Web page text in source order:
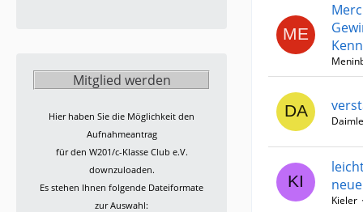
Mitglied werden
Hier haben Sie die Möglichkeit den
Aufnahmeantrag
für den W201/c-Klasse Club e.V.
downzuloaden.
Es stehen Ihnen folgende Dateiformate
zur Auswahl:
Kieler